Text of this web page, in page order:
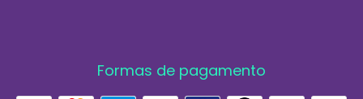
Formas de pagamento